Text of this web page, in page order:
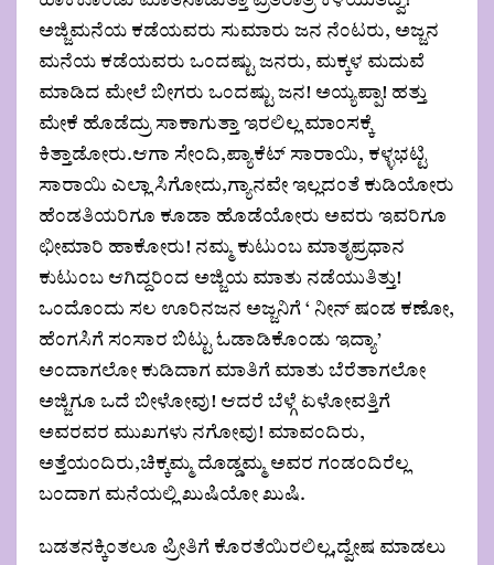
ಅಜ್ಜಿಮನೆಯ ಕಡೆಯವರು ಸುಮಾರು ಜನ ನೆಂಟರು, ಅಜ್ಜನ
ಮನೆಯ ಕಡೆಯವರು ಒಂದಷ್ಟು ಜನರು, ಮಕ್ಕಳ ಮದುವೆ
ಮಾಡಿದ ಮೇಲೆ ಬೀಗರು ಒಂದಷ್ಟು ಜನ! ಅಯ್ಯಪ್ಪಾ! ಹತ್ತು
ಮೇಕೆ ಹೊಡೆದ್ರು ಸಾಕಾಗುತ್ತಾ ಇರಲಿಲ್ಲ ಮಾಂಸಕ್ಕೆ
ಕಿತ್ತಾಡೋರು.ಆಗಾ ಸೇಂದಿ,ಪ್ಯಾಕೆಟ್ ಸಾರಾಯಿ, ಕಳ್ಳಭಟ್ಟಿ
ಸಾರಾಯಿ ಎಲ್ಲಾ ಸಿಗೋದು,ಗ್ಯಾನವೇ ಇಲ್ಲದಂತೆ ಕುಡಿಯೋರು
ಹೆಂಡತಿಯರಿಗೂ ಕೂಡಾ ಹೊಡೆಯೋರು ಅವರು ಇವರಿಗೂ
ಛೀಮಾರಿ ಹಾಕೋರು! ನಮ್ಮ ಕುಟುಂಬ ಮಾತೃಪ್ರಧಾನ
ಕುಟುಂಬ ಆಗಿದ್ದರಿಂದ ಅಜ್ಜಿಯ ಮಾತು ನಡೆಯುತಿತ್ತು!
ಒಂದೊಂದು ಸಲ ಊರಿನಜನ ಅಜ್ಜನಿಗೆ ‘ ನೀನ್ ಷಂಡ ಕಣೋ,
ಹೆಂಗಸಿಗೆ ಸಂಸಾರ ಬಿಟ್ಟು ಓಡಾಡಿಕೊಂಡು ಇದ್ಯಾ’
ಅಂದಾಗಲೋ ಕುಡಿದಾಗ ಮಾತಿಗೆ ಮಾತು ಬೆರೆತಾಗಲೋ
ಅಜ್ಜಿಗೂ ಒದೆ ಬೀಳೋವು! ಆದರೆ ಬೆಳ್ಗೆ ಏಳೋವತ್ತಿಗೆ
ಅವರವರ ಮುಖಗಳು ನಗೋವು! ಮಾವಂದಿರು,
ಅತ್ತೆಯಂದಿರು,ಚಿಕ್ಕಮ್ಮ ದೊಡ್ಡಮ್ಮ ಅವರ ಗಂಡಂದಿರೆಲ್ಲ
ಬಂದಾಗ ಮನೆಯಲ್ಲಿ ಖುಷಿಯೋ ಖುಷಿ.
ಬಡತನಕ್ಕಿಂತಲೂ ಪ್ರೀತಿಗೆ ಕೊರತೆಯಿರಲಿಲ್ಲ,ದ್ವೇಷ ಮಾಡಲು